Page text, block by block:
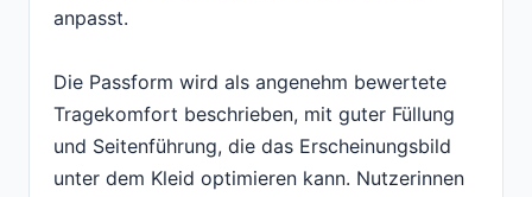
anpasst.
Die Passform wird als angenehm bewertete
Tragekomfort beschrieben, mit guter Füllung
und Seitenführung, die das Erscheinungsbild
unter dem Kleid optimieren kann. Nutzerinnen